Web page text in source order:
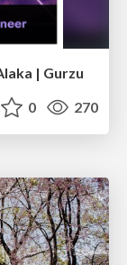
| Gurzu
0 270